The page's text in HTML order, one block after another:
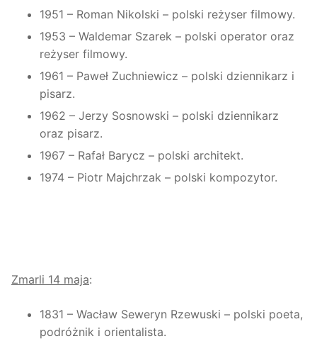
1951 – Roman Nikolski – polski reżyser filmowy.
1953 – Waldemar Szarek – polski operator oraz
reżyser filmowy.
1961 – Paweł Zuchniewicz – polski dziennikarz i
pisarz.
1962 – Jerzy Sosnowski – polski dziennikarz
oraz pisarz.
1967 – Rafał Barycz – polski architekt.
1974 – Piotr Majchrzak – polski kompozytor.
Zmarli 14 maja:
1831 – Wacław Seweryn Rzewuski – polski poeta,
podróżnik i orientalista.